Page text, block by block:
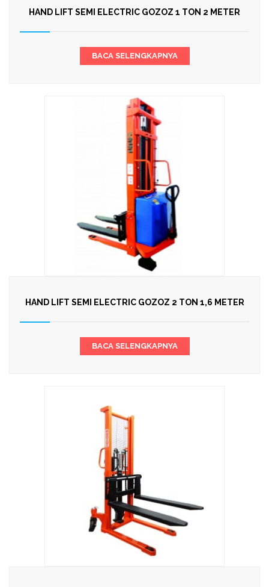
HAND LIFT SEMI ELECTRIC GOZOZ 1 TON 2 METER
BACA SELENGKAPNYA
HAND LIFT SEMI ELECTRIC GOZOZ 2 TON 1,6 METER
BACA SELENGKAPNYA